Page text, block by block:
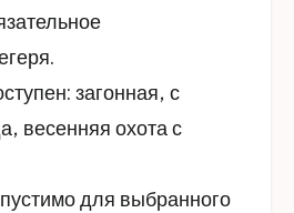
загонная, с
весенняя охота с
для выбранного